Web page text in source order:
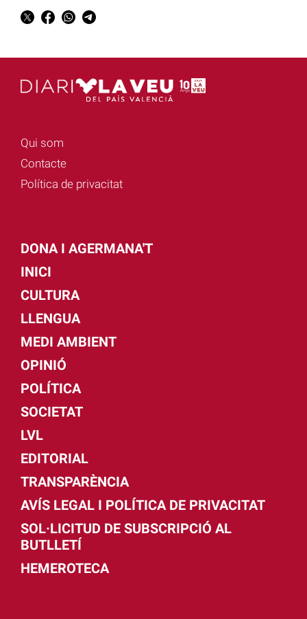
Qui som
Contacte
Política de privacitat
DONA I AGERMANA'T
INICI
CULTURA
LLENGUA
MEDI AMBIENT
OPINIÓ
POLÍTICA
SOCIETAT
LVL
EDITORIAL
TRANSPARÈNCIA
AVÍS LEGAL I POLÍTICA DE PRIVACITAT
SOL·LICITUD DE SUBSCRIPCIÓ AL
BUTLLETÍ
HEMEROTECA